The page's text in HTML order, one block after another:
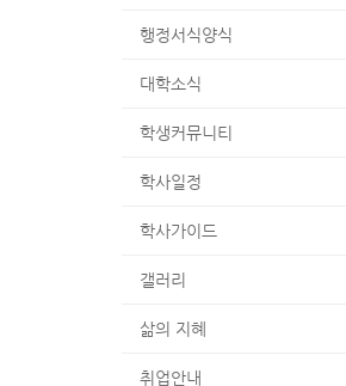
행정서식양식
대학소식
학생커뮤니티
학사일정
학사가이드
갤러리
삶의 지혜
취업안내